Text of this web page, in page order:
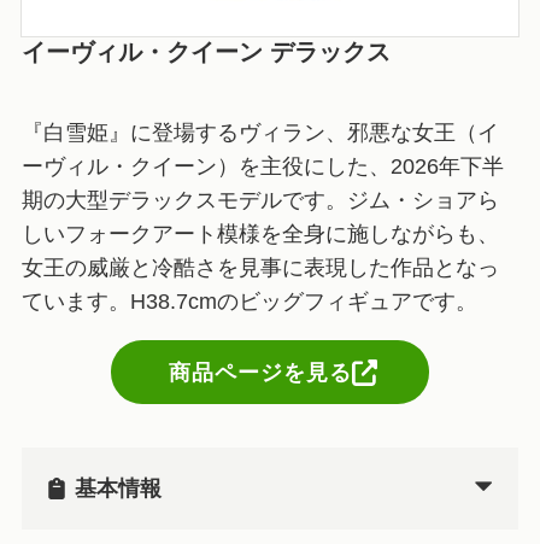
イーヴィル・クイーン デラックス
『白雪姫』に登場するヴィラン、邪悪な女王（イ
ーヴィル・クイーン）を主役にした、2026年下半
期の大型デラックスモデルです。ジム・ショアら
しいフォークアート模様を全身に施しながらも、
女王の威厳と冷酷さを見事に表現した作品となっ
ています。H38.7cmのビッグフィギュアです。
商品ページを見る
基本情報